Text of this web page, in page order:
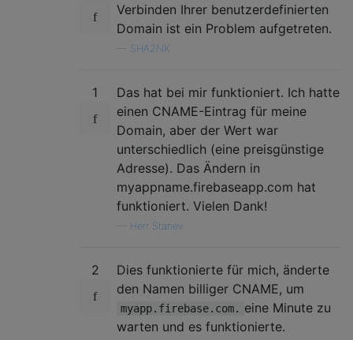
Verbinden Ihrer benutzerdefinierten
Domain ist ein Problem aufgetreten.
SHA2NK
1
Das hat bei mir funktioniert. Ich hatte
einen CNAME-Eintrag für meine
Domain, aber der Wert war
unterschiedlich (eine preisgünstige
Adresse). Das Ändern in
myappname.firebaseapp.com hat
funktioniert. Vielen Dank!
Herr Stanev
2
Dies funktionierte für mich, änderte
den Namen billiger CNAME, um
myapp.firebase.com. eine Minute zu
warten und es funktionierte.